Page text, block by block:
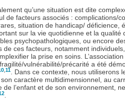
qu’une situation est dite
de facteurs associés : complications/
situation de handicap/ déficience,
sur la vie quotidienne et la
psychopathologiques, ou encore
de ces facteurs, notamment
la prise en soins.
vulnérabilité/précarité a été
11
. Dans ce contexte, nous
caractère multidimensionnel, au
de l’enfant et de son environnement,